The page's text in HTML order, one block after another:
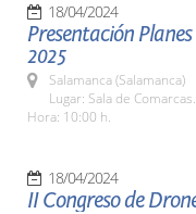
18/04/2024
Presentación
2025
Salamanca (Salamanca)
Lugar: Sala de
Hora: 10:00 h.
18/04/2024
II Congreso de